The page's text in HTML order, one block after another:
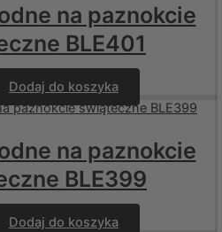
na paznokcie
BLE401
Dodaj do koszyka
na paznokcie
BLE399
Dodaj do koszyka